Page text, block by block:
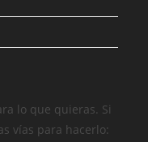
lo que quieras. Si
vías para hacerlo: